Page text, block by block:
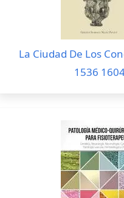
La Ciudad De Los
1536